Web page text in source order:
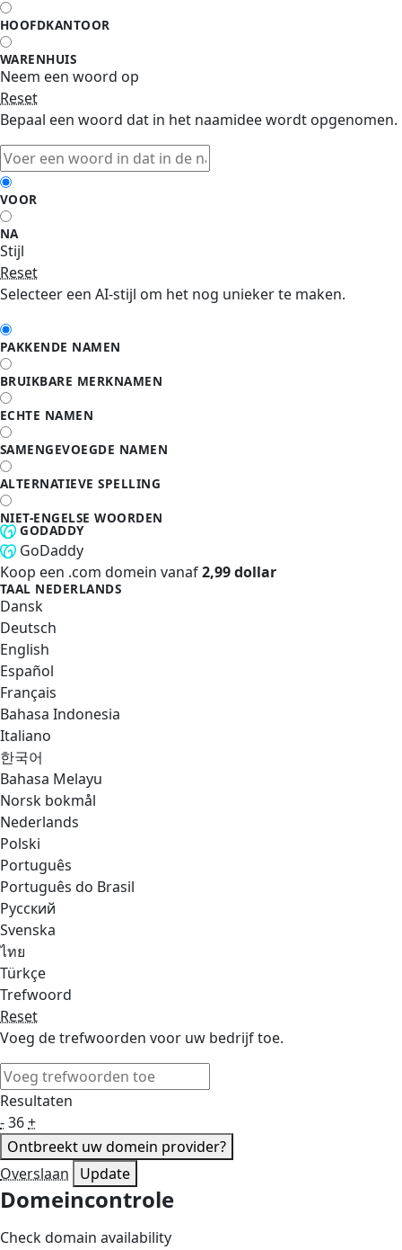
HOOFDKANTOOR
WARENHUIS
Neem een woord op
Reset
Bepaal een woord dat in het naamidee wordt opgenomen.
VOOR
NA
Stijl
Reset
Selecteer een AI-stijl om het nog unieker te maken.
PAKKENDE NAMEN
BRUIKBARE MERKNAMEN
ECHTE NAMEN
SAMENGEVOEGDE NAMEN
ALTERNATIEVE SPELLING
NIET-ENGELSE WOORDEN
GODADDY
GoDaddy
Koop een .com domein vanaf2,99 dollar
TAAL NEDERLANDS
Dansk
Deutsch
English
Español
Français
Bahasa Indonesia
Italiano
한국어
Bahasa Melayu
Norsk bokmål
Nederlands
Polski
Português
Português do Brasil
Русский
Svenska
ไทย
Türkçe
Trefwoord
Reset
Voeg de trefwoorden voor uw bedrijf toe.
Resultaten
-36+
Ontbreekt uw domein provider?
Overslaan
Update
Domeincontrole
Check domain availability